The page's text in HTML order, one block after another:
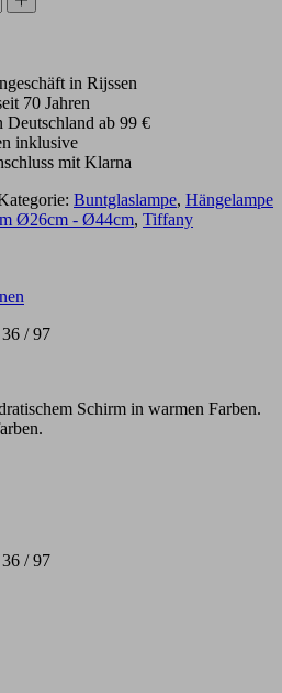
in Rijssen
70 Jahren
Deutschland ab 99 €
inklusive
mit Klarna
Buntglaslampe, Hängelampe
Ø26cm - Ø44cm, Tiffany
/ 97
Schirm in warmen Farben.
/ 97